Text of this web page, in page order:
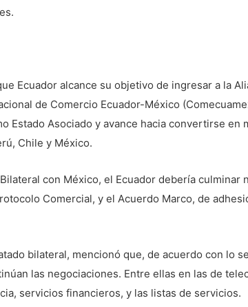
Ecuador alcance su objetivo de ingresar a la
de Comercio Ecuador-México
Estado Asociado y avance hacia convertirse en
Chile y México.
con México, el Ecuador debería culminar
Comercial, y el Acuerdo Marco, de
bilateral, mencionó que, de acuerdo con lo
las negociaciones. Entre ellas en las de
servicios financieros, y las listas de servicios.